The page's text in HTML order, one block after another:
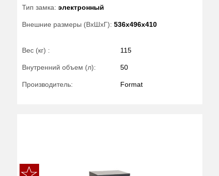
Тип замка: электронный
Внешние размеры (ВхШхГ): 536x496x410
Вес (кг) : 115
Внутренний объем (л): 50
Производитель: Format